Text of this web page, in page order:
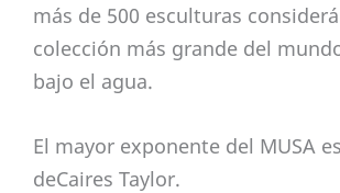
más de 500 esculturas
colección más grande del
bajo el agua.
El mayor exponente del MUSA
deCaires Taylor.